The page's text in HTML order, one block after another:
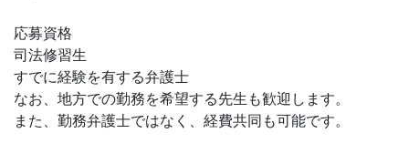
応募資格
司法修習生
すでに経験を有する弁護士
なお、地方での勤務を希望する先生も歓迎します。
また、勤務弁護士ではなく、経費共同も可能です。